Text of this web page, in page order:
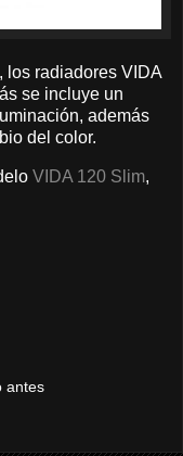
los radiadores VIDA
se incluye un
además
del color.
VIDA 120 Slim,
antes